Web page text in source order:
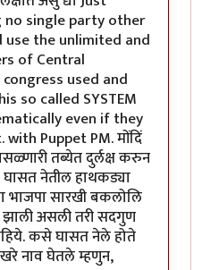
single party other
use the unlimited and
of Central
used and
so called SYSTEM
even if they
Puppet PM. मोंदिं
तब्येत दुर्लक्ष करुन
घासत नेतील हाथकड्या
भाजपा सारखी बकलोलि
झाली असली तरी सदगुण
कसे घासत नेले होते
नाव घेतले म्हणुन,